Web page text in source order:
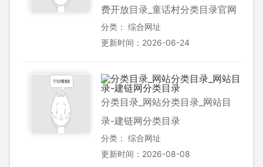
费开放目录_童话村分类目录官网
分类： 综合网址
更新时间：2026-06-24
分类目录_网站分类目录_网站目
录-建链网分类目录
分类： 综合网址
更新时间：2026-08-08